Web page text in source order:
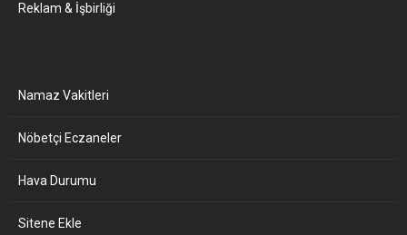
Reklam & İşbirliği
Namaz Vakitleri
Nöbetçi Eczaneler
Hava Durumu
Sitene Ekle